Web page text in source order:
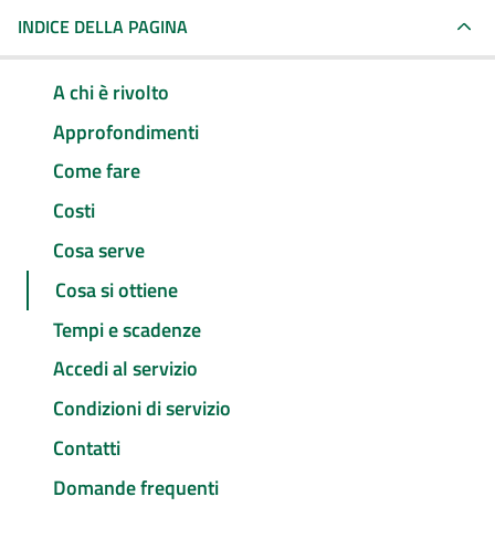
INDICE DELLA PAGINA
A chi è rivolto
Approfondimenti
Come fare
Costi
Cosa serve
Cosa si ottiene
Tempi e scadenze
Accedi al servizio
Condizioni di servizio
Contatti
Domande frequenti